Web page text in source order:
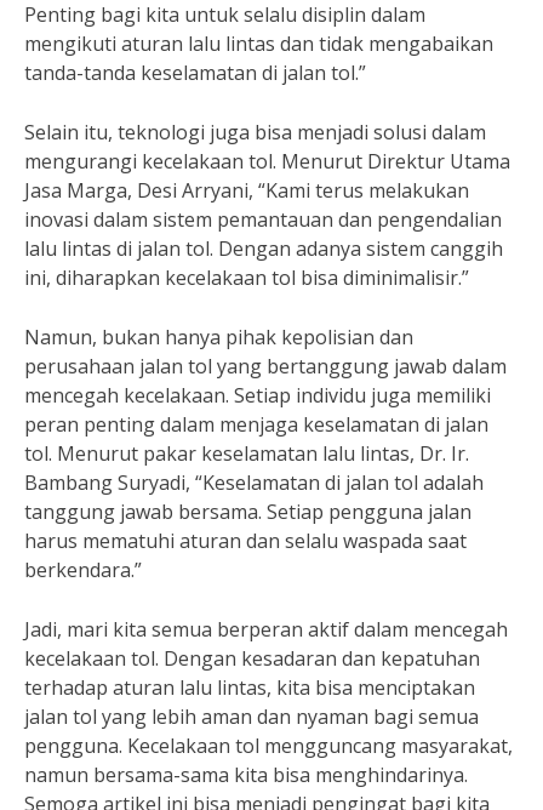
Penting bagi kita untuk selalu disiplin dalam
mengikuti aturan lalu lintas dan tidak mengabaikan
tanda-tanda keselamatan di jalan tol.”
Selain itu, teknologi juga bisa menjadi solusi dalam
mengurangi kecelakaan tol. Menurut Direktur Utama
Jasa Marga, Desi Arryani, “Kami terus melakukan
inovasi dalam sistem pemantauan dan pengendalian
lalu lintas di jalan tol. Dengan adanya sistem canggih
ini, diharapkan kecelakaan tol bisa diminimalisir.”
Namun, bukan hanya pihak kepolisian dan
perusahaan jalan tol yang bertanggung jawab dalam
mencegah kecelakaan. Setiap individu juga memiliki
peran penting dalam menjaga keselamatan di jalan
tol. Menurut pakar keselamatan lalu lintas, Dr. Ir.
Bambang Suryadi, “Keselamatan di jalan tol adalah
tanggung jawab bersama. Setiap pengguna jalan
harus mematuhi aturan dan selalu waspada saat
berkendara.”
Jadi, mari kita semua berperan aktif dalam mencegah
kecelakaan tol. Dengan kesadaran dan kepatuhan
terhadap aturan lalu lintas, kita bisa menciptakan
jalan tol yang lebih aman dan nyaman bagi semua
pengguna. Kecelakaan tol mengguncang masyarakat,
namun bersama-sama kita bisa menghindarinya.
Semoga artikel ini bisa menjadi pengingat bagi kita